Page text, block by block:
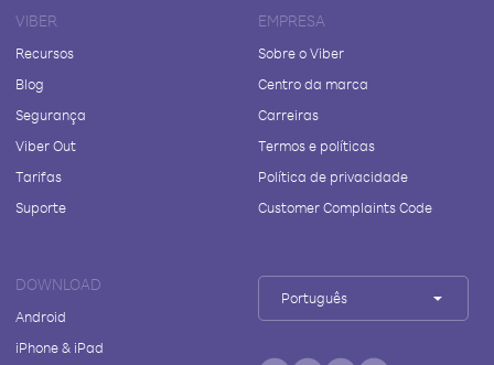
VIBER
Recursos
Blog
Segurança
Viber Out
Tarifas
Suporte
EMPRESA
Sobre o Viber
Centro da marca
Carreiras
Termos e políticas
Política de privacidade
Customer Complaints Code
DOWNLOAD
Android
iPhone & iPad
Português